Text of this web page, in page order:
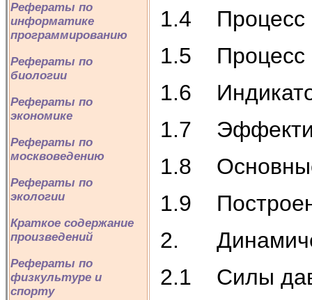
Рефераты по
информатике
программированию
Рефераты по
биологии
Рефераты по
экономике
Рефераты по
москвоведению
Рефераты по
экологии
Краткое содержание
произведений
Рефераты по
физкультуре и
спорту
1.4 Процесс
1.5 Процесс
1.6
1.7
1.8
1.9
2.
2.1 Силы